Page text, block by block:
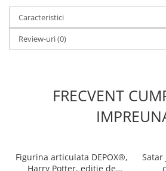
INSTRUMENTE MUZICALE
Accesorii chitara
Accesorii vioara-viola
Viori
Caracteristici
Review-uri(0)
FRECVENT
Figurina articulata DEPOX®,
Harry Potter, editie de
Satar